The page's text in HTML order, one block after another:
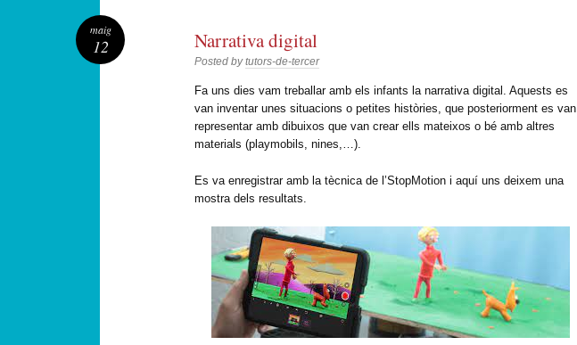
Narrativa digital
Posted bytutors-de-tercer
Fa uns dies vam treballar amb els infants la narrativa digital. Aquests es
van inventar unes situacions o petites històries, que posteriorment es van
representar amb dibuixos que van crear ells mateixos o bé amb altres
materials (playmobils, nines,…).
Es va enregistrar amb la tècnica de l’StopMotion i aquí uns deixem una
mostra dels resultats.
maig
12